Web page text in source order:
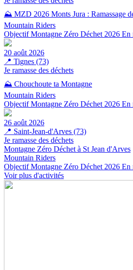
⛰️ MZD 2026 Monts Jura : Ramassage
Mountain Riders
Objectif Montagne Zéro Déchet 2026 En
20 août 2026
📍 Tignes (73)
Je ramasse des déchets
⛰️ Chouchoute ta Montagne
Mountain Riders
Objectif Montagne Zéro Déchet 2026 En
26 août 2026
📍 Saint-Jean-d'Arves (73)
Je ramasse des déchets
Montagne Zéro Déchet à St Jean d'Arves
Mountain Riders
Objectif Montagne Zéro Déchet 2026 En
Voir plus d'activités